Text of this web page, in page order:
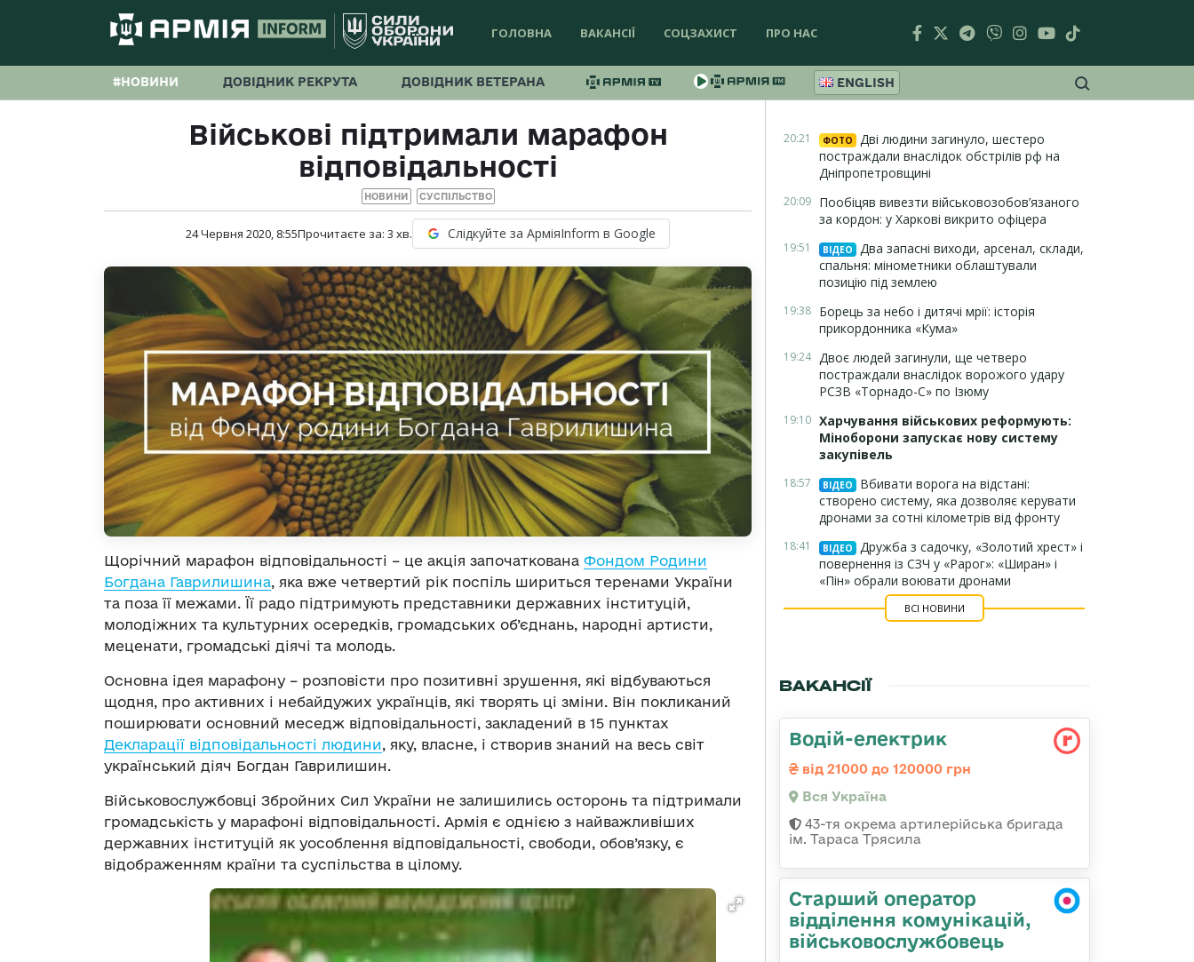
ГОЛОВНА ВАКАНСІЇ СОЦЗАХИСТ ПРО НАС
#НОВИНИ ДОВІДНИК РЕКРУТА ДОВІДНИК ВЕТЕРАНА ENGLISH
Військові підтримали марафон
відповідальності
НОВИНИ СУСПІЛЬСТВО
24 Червня 2020, 8:55Прочитаєте за: 3 хв. Слідкуйте за АрміяInform в Google
Щорічний марафон відповідальності – це акція започаткована Фондом Родини
Богдана Гаврилишина, яка вже четвертий рік поспіль шириться теренами України
та поза її межами. Її радо підтримують представники державних інституцій,
молодіжних та культурних осередків, громадських об’єднань, народні артисти,
меценати, громадські діячі та молодь.
Основна ідея марафону – розповісти про позитивні зрушення, які відбуваються
щодня, про активних і небайдужих українців, які творять ці зміни. Він покликаний
поширювати основний меседж відповідальності, закладений в 15 пунктах
Декларації відповідальності людини, яку, власне, і створив знаний на весь світ
український діяч Богдан Гаврилишин.
Військовослужбовці Збройних Сил України не залишились осторонь та підтримали
громадськість у марафоні відповідальності. Армія є однією з найважливіших
державних інституцій як уособлення відповідальності, свободи, обов’язку, є
відображенням країни та суспільства в цілому.
20:21 ФОТО
Дві людини загинуло, шестеро
постраждали внаслідок обстрілів рф на
Дніпропетровщині
20:09 Пообіцяв вивезти військовозобов’язаного
за кордон: у Харкові викрито офіцера
19:51 ВІДЕО
Два запасні виходи, арсенал, склади,
спальня: мінометники облаштували
позицію під землею
19:38 Борець за небо і дитячі мрії: історія
прикордонника «Кума»
19:24 Двоє людей загинули, ще четверо
постраждали внаслідок ворожого удару
РСЗВ «Торнадо-С» по Ізюму
19:10 Харчування військових реформують:
Міноборони запускає нову систему
закупівель
18:57 ВІДЕО
Вбивати ворога на відстані:
створено систему, яка дозволяє керувати
дронами за сотні кілометрів від фронту
18:41 ВІДЕО
Дружба з садочку, «Золотий хрест» і
повернення із СЗЧ у «Рарог»: «Ширан» і
«Пін» обрали воювати дронами
ВСІ НОВИНИ
ВАКАНСІЇ
Водій-електрик
від 21000 до 120000 грн
Вся Україна
43-тя окрема артилерійська бригада
ім. Тараса Трясила
Старший оператор
відділення комунікацій,
військовослужбовець